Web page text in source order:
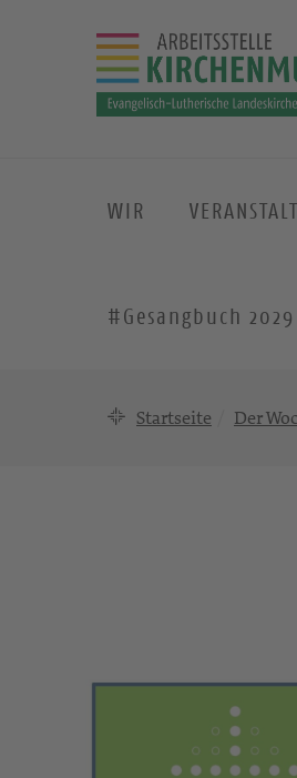
WIR
#Gesangbuch 2029
Startseite Der